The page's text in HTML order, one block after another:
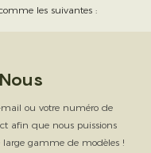
les suivantes :
mail ou votre numéro de
afin que nous puissions
gamme de modèles !